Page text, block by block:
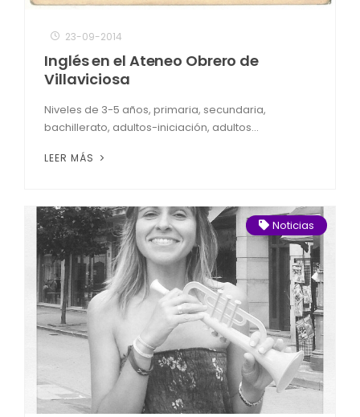
23-09-2014
Inglés en el Ateneo Obrero de
Villaviciosa
Niveles de 3-5 años, primaria, secundaria,
bachillerato, adultos-iniciación, adultos...
LEER MÁS
Noticias